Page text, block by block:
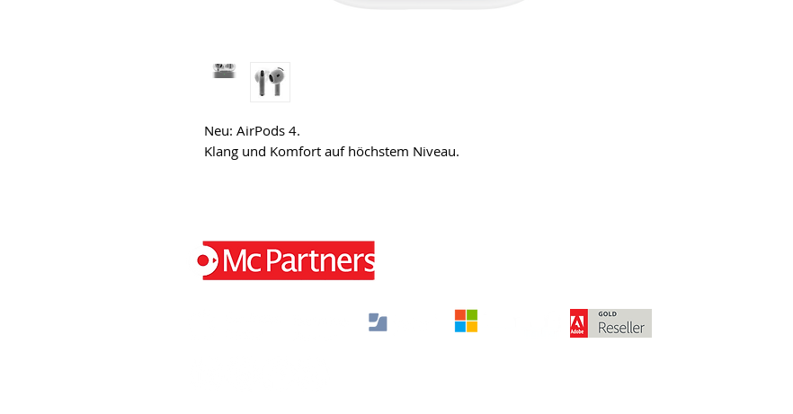
Neu: AirPods 4.
Klang und Komfort auf höchstem Niveau.